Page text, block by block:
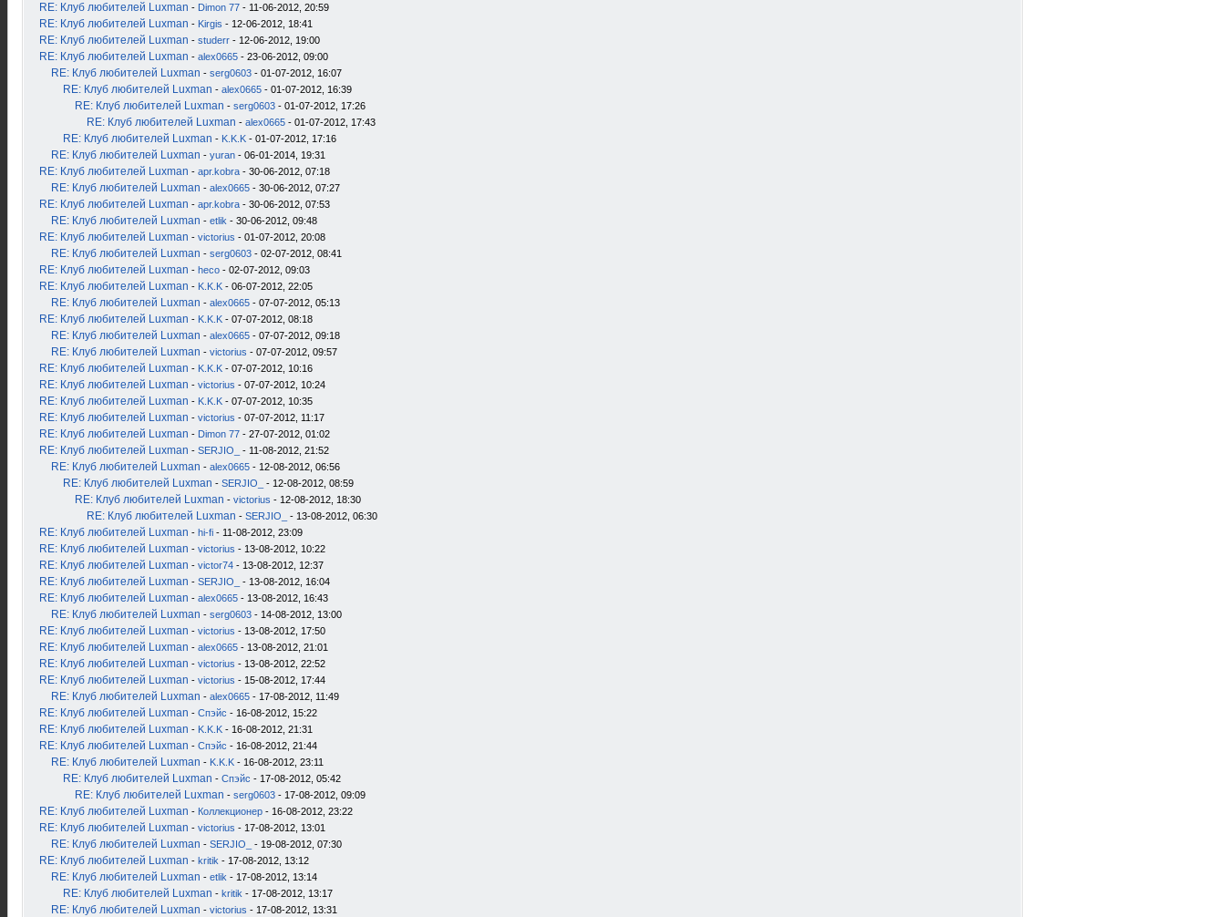
RE: Клуб любителей Luxman - Dimon 77 - 11-06-2012, 20:59
RE: Клуб любителей Luxman - Kirgis - 12-06-2012, 18:41
RE: Клуб любителей Luxman - studerr - 12-06-2012, 19:00
RE: Клуб любителей Luxman - alex0665 - 23-06-2012, 09:00
RE: Клуб любителей Luxman - serg0603 - 01-07-2012, 16:07
RE: Клуб любителей Luxman - alex0665 - 01-07-2012, 16:39
RE: Клуб любителей Luxman - serg0603 - 01-07-2012, 17:26
RE: Клуб любителей Luxman - alex0665 - 01-07-2012, 17:43
RE: Клуб любителей Luxman - K.K.K - 01-07-2012, 17:16
RE: Клуб любителей Luxman - yuran - 06-01-2014, 19:31
RE: Клуб любителей Luxman - apr.kobra - 30-06-2012, 07:18
RE: Клуб любителей Luxman - alex0665 - 30-06-2012, 07:27
RE: Клуб любителей Luxman - apr.kobra - 30-06-2012, 07:53
RE: Клуб любителей Luxman - etlik - 30-06-2012, 09:48
RE: Клуб любителей Luxman - victorius - 01-07-2012, 20:08
RE: Клуб любителей Luxman - serg0603 - 02-07-2012, 08:41
RE: Клуб любителей Luxman - heco - 02-07-2012, 09:03
RE: Клуб любителей Luxman - K.K.K - 06-07-2012, 22:05
RE: Клуб любителей Luxman - alex0665 - 07-07-2012, 05:13
RE: Клуб любителей Luxman - K.K.K - 07-07-2012, 08:18
RE: Клуб любителей Luxman - alex0665 - 07-07-2012, 09:18
RE: Клуб любителей Luxman - victorius - 07-07-2012, 09:57
RE: Клуб любителей Luxman - K.K.K - 07-07-2012, 10:16
RE: Клуб любителей Luxman - victorius - 07-07-2012, 10:24
RE: Клуб любителей Luxman - K.K.K - 07-07-2012, 10:35
RE: Клуб любителей Luxman - victorius - 07-07-2012, 11:17
RE: Клуб любителей Luxman - Dimon 77 - 27-07-2012, 01:02
RE: Клуб любителей Luxman - SERJIO_ - 11-08-2012, 21:52
RE: Клуб любителей Luxman - alex0665 - 12-08-2012, 06:56
RE: Клуб любителей Luxman - SERJIO_ - 12-08-2012, 08:59
RE: Клуб любителей Luxman - victorius - 12-08-2012, 18:30
RE: Клуб любителей Luxman - SERJIO_ - 13-08-2012, 06:30
RE: Клуб любителей Luxman - hi-fi - 11-08-2012, 23:09
RE: Клуб любителей Luxman - victorius - 13-08-2012, 10:22
RE: Клуб любителей Luxman - victor74 - 13-08-2012, 12:37
RE: Клуб любителей Luxman - SERJIO_ - 13-08-2012, 16:04
RE: Клуб любителей Luxman - alex0665 - 13-08-2012, 16:43
RE: Клуб любителей Luxman - serg0603 - 14-08-2012, 13:00
RE: Клуб любителей Luxman - victorius - 13-08-2012, 17:50
RE: Клуб любителей Luxman - alex0665 - 13-08-2012, 21:01
RE: Клуб любителей Luxman - victorius - 13-08-2012, 22:52
RE: Клуб любителей Luxman - victorius - 15-08-2012, 17:44
RE: Клуб любителей Luxman - alex0665 - 17-08-2012, 11:49
RE: Клуб любителей Luxman - Спэйс - 16-08-2012, 15:22
RE: Клуб любителей Luxman - K.K.K - 16-08-2012, 21:31
RE: Клуб любителей Luxman - Спэйс - 16-08-2012, 21:44
RE: Клуб любителей Luxman - K.K.K - 16-08-2012, 23:11
RE: Клуб любителей Luxman - Спэйс - 17-08-2012, 05:42
RE: Клуб любителей Luxman - serg0603 - 17-08-2012, 09:09
RE: Клуб любителей Luxman - Коллекционер - 16-08-2012, 23:22
RE: Клуб любителей Luxman - victorius - 17-08-2012, 13:01
RE: Клуб любителей Luxman - SERJIO_ - 19-08-2012, 07:30
RE: Клуб любителей Luxman - kritik - 17-08-2012, 13:12
RE: Клуб любителей Luxman - etlik - 17-08-2012, 13:14
RE: Клуб любителей Luxman - kritik - 17-08-2012, 13:17
RE: Клуб любителей Luxman - victorius - 17-08-2012, 13:31